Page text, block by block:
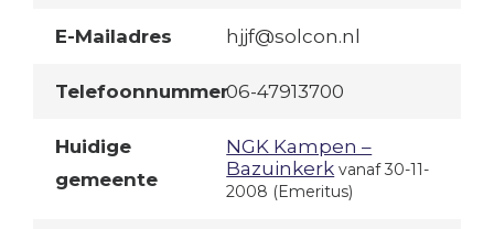
E-Mailadres hjjf@solcon.nl
Telefoonnummer06-47913700
Huidige
gemeente
NGK Kampen –
Bazuinkerk vanaf 30-11-
2008 (Emeritus)